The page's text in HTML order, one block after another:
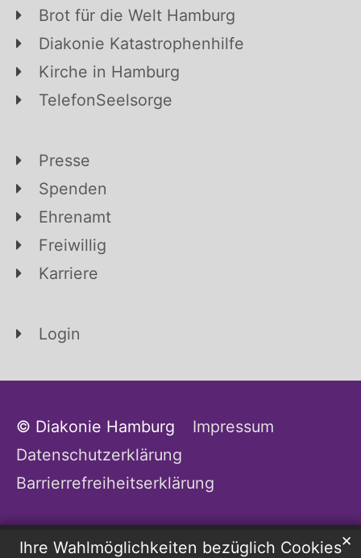
Ihre Wahlmöglichkeiten bezüglich Cookies✕
Brot für die Welt Hamburg
Diakonie Katastrophenhilfe
Kirche in Hamburg
TelefonSeelsorge
Presse
Spenden
Ehrenamt
Freiwillig
Karriere
Login
© Diakonie Hamburg
Impressum
Datenschutzerklärung
Barrierrefreiheitserklärung